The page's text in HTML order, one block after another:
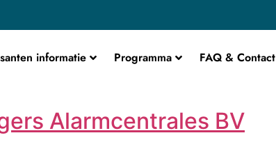
informatie Programma FAQ & Contact
Alarmcentrales BV